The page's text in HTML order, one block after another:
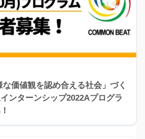
な価値観を認め合える社会」づく
ンターンシップ2022Aプログラ